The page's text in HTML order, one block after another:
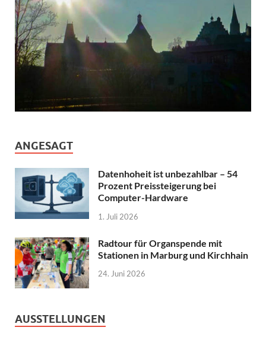
ANGESAGT
Datenhoheit ist unbezahlbar – 54
Prozent Preissteigerung bei
Computer-Hardware
1. Juli 2026
Radtour für Organspende mit
Stationen in Marburg und Kirchhain
24. Juni 2026
AUSSTELLUNGEN